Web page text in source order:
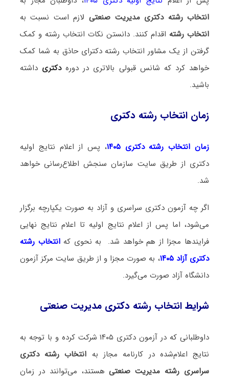
انتخاب رشته دکتری مدیریت صنعتی لازم است نسبت به
انتخاب رشته اقدام کنند. دانستن نکات انتخاب رشته و کمک
گرفتن از یک مشاور انتخاب رشته دکترای حاذق به شما کمک
خواهد کرد که شانس قبولی بالاتری در دورهدکتری داشته
باشید.
زمان انتخاب رشته دکتری
زمان انتخاب رشته دکتری ۱۴۰۵
، پس از اعلام نتایج اولیه
دکتری از طریق سایت سازمان سنجش اطلاع‌رسانی خواهد
شد.
اگر چه آزمون دکتری سراسری و آزاد به صورت یکپارچه برگزار
می‌شود، اما پس از اعلام نتایج اولیه تا اعلام نتایج نهایی
فرایندها مجزا از هم خواهد شد. به نحوی که انتخاب رشته
دکتری آزاد ۱۴۰۵
، به صورت مجزا و از طریق سایت مرکز آزمون
دانشگاه آزاد صورت می‌گیرد.
شرایط انتخاب رشته دکتری مدیریت صنعتی
داوطلبانی که در آزمون دکتری ۱۴۰۵ شرکت کرده و با توجه به
نتایج اعلام‌شده در کارنامه مجاز به انتخاب رشته دکتری
سراسری رشته مدیریت صنعتیهستند، می‌توانند در زمان